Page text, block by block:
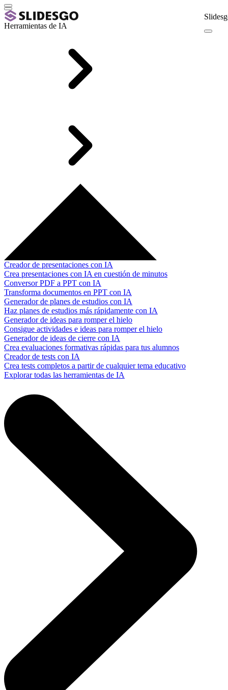
Herramientas de IA
Creador de presentaciones con IA
Crea presentaciones con IA en cuestión de minutos
Conversor PDF a PPT con IA
Transforma documentos en PPT con IA
Generador de planes de estudios con IA
Haz planes de estudios más rápidamente con IA
Generador de ideas para romper el hielo
Consigue actividades e ideas para romper el hielo
Generador de ideas de cierre con IA
Crea evaluaciones formativas rápidas para tus alumnos
Creador de tests con IA
Crea tests completos a partir de cualquier tema educativo
Explorar todas las herramientas de IA